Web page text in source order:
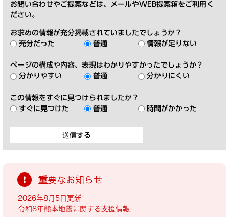
お問い合わせやご提案などは、メールやWEB提案箱をご利用く
ださい。
お求めの情報が充分掲載されていましたでしょうか？
充分だった
普通 情報が足りない
ページの構成や内容、表現はわかりやすかったでしょうか？
分かりやすい
普通 分かりにくい
この情報をすぐに見つけられましたか？
すぐに見つけた
普通 時間がかかった
重要なお知らせ
2026年8月5日更新
令和8年熊本地震に関する支援情報